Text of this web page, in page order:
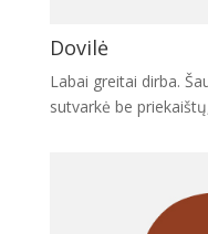
Dovilė
Labai greitai dirba.
sutvarkė be